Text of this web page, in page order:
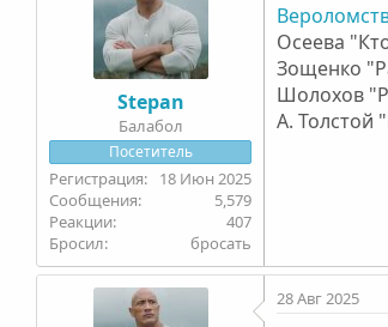
Stepan
Балабол
Посетитель
18 Июн 2025
5,579
407
Бросил
бросать
Осеева
Зощенко
Шолохов
А. Толстой
28 Авг 2025